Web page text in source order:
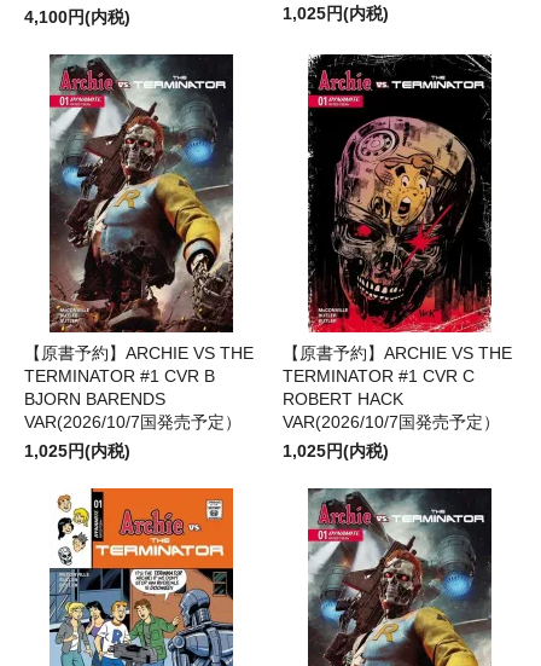
4,100円(内税) 1,025円(内税)
【原書予約】ARCHIE VS THE
TERMINATOR #1 CVR B
BJORN BARENDS
VAR(2026/10/7国発売予定）
1,025円(内税)
【原書予約】ARCHIE VS THE
TERMINATOR #1 CVR C
ROBERT HACK
VAR(2026/10/7国発売予定）
1,025円(内税)